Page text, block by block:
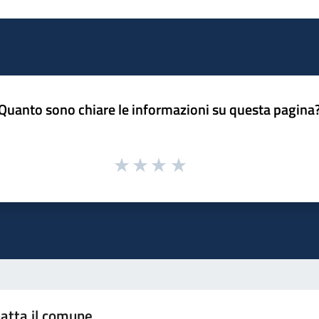
sono chiare le informazioni su questa